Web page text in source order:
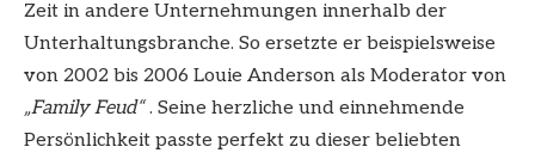
Zeit in andere Unternehmungen innerhalb der
Unterhaltungsbranche. So ersetzte er beispielsweise
von 2002 bis 2006 Louie Anderson als Moderator von
„Family Feud“. Seine herzliche und einnehmende
Persönlichkeit passte perfekt zu dieser beliebten